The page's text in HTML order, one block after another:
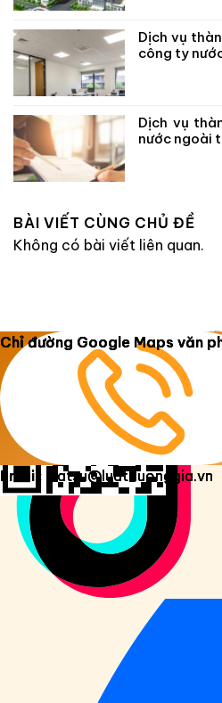
Dịch vụ
công ty
Dịch vụ
nước ngoài
BÀI VIẾT CÙNG CHỦ ĐỀ
Không có bài viết liên quan.
Copyright 2026 ©